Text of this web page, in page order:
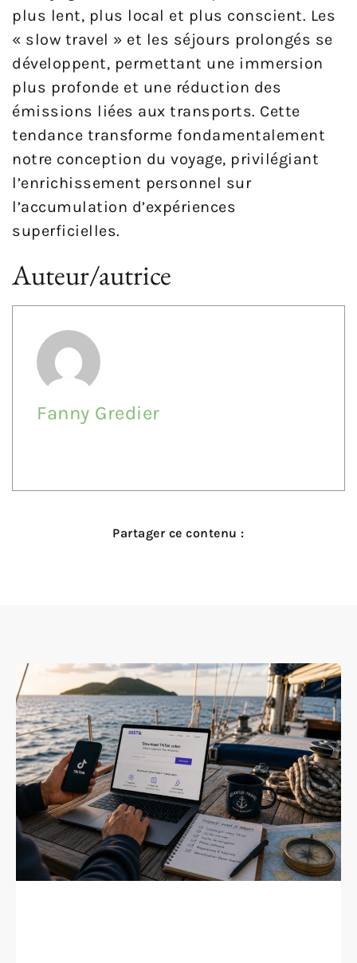
plus lent, plus local et plus conscient. Les
« slow travel » et les séjours prolongés se
développent, permettant une immersion
plus profonde et une réduction des
émissions liées aux transports. Cette
tendance transforme fondamentalement
notre conception du voyage, privilégiant
l’enrichissement personnel sur
l’accumulation d’expériences
superficielles.
Auteur/autrice
Fanny Gredier
Partager ce contenu :